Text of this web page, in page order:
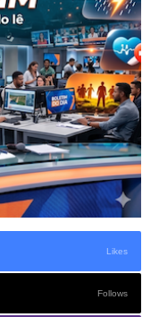
Likes
Follows